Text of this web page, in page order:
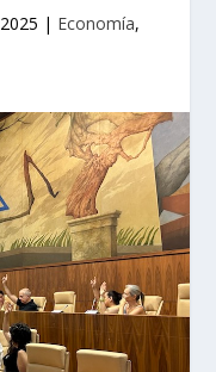
| Economía,